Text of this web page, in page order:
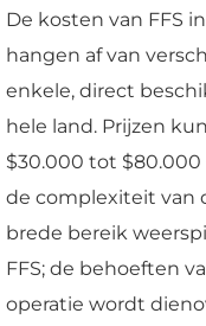
De kosten van FFS
hangen af van
enkele, direct
hele land. Prijzen
$30.000 tot $80.000
de complexiteit van
brede bereik
FFS; de behoeften
operatie wordt